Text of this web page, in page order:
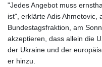
"Jedes Angebot muss
ist", erklärte Adis Ahmetovic,
Bundestagsfraktion, am
akzeptieren, dass allein die
der Ukraine und der
er hinzu.